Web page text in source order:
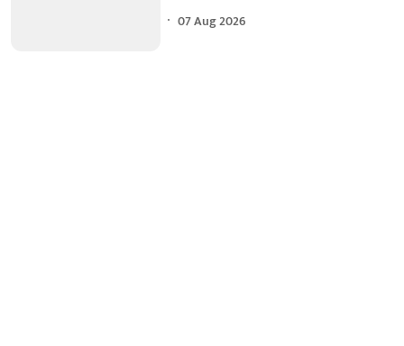
07 Aug 2026